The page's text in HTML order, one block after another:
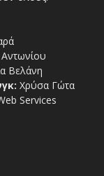
Βελάνη
Χρύσα Γώτα
Services